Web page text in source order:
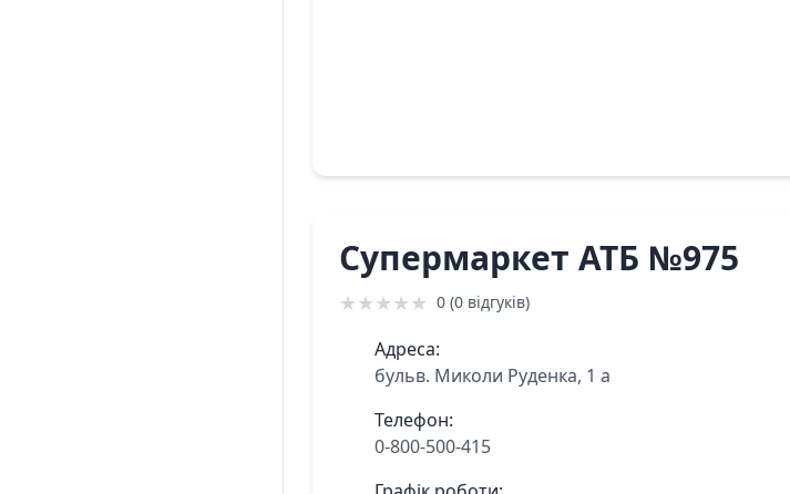
Супермаркет АТБ №975
★★★★★ 0 (0 відгуків)
Адреса:
бульв. Миколи Руденка, 1 а
Телефон:
0-800-500-415